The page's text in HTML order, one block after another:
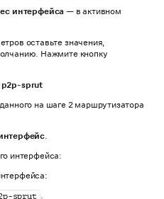
интерфейса — в активном
оставьте значения,
Нажмите кнопку
p2p-sprut
на шаге 2 маршрутизатора
интерфейса:
sprut